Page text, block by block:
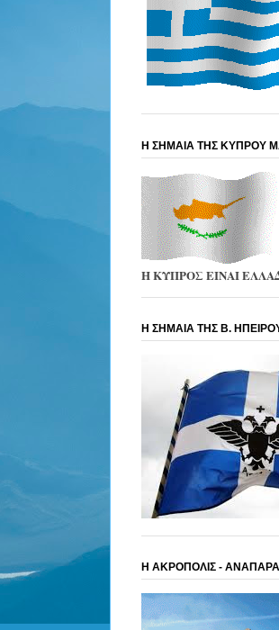
Η ΣΗΜΑΙΑ ΤΗΣ ΚΥΠΡΟΥ
Η ΚΥΠΡΟΣ ΕΙΝΑΙ
Η ΣΗΜΑΙΑ ΤΗΣ Β.
Η ΑΚΡΟΠΟΛΙΣ -